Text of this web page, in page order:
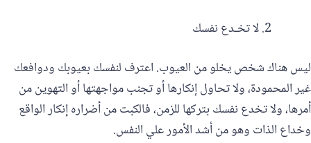
لا تخـدع نفسك
ليس هناك شخص يخلو من العيوب. اعترف لنفسك بعيوبك ودوافعك
غير المحمودة، ولا تحاول إنكارها أو تجنب مواجهتها أو التهوين من
أمرها، ولا تخدع نفسك بتركها للزمن، فالكبت من أضراره إنكار الواقع
وخداع الذات وهو من أشد الأمور علي النفس.